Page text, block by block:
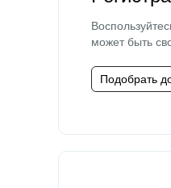
может быть
Подобрать